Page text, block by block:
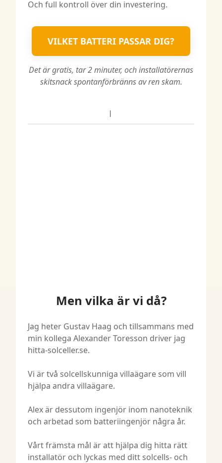
Och full kontroll över din investering.
VILKET BATTERI PASSAR DIG?
Det är gratis, tar 2 minuter, och installatörernas
skitsnack spontanförbränns av ren skam.
Men vilka är vi då?
Jag heter Gustav Haag och tillsammans med
min kollega Alexander Toresson driver jag
hitta-solceller.se.
Vi är två solcellskunniga villaägare som vill
hjälpa andra villaägare.
Alex är dessutom ingenjör inom nanoteknik
och arbetad som batteriingenjör några år.
Vårt främsta mål är att hjälpa dig hitta rätt
installatör och lyckas med ditt solcells- och